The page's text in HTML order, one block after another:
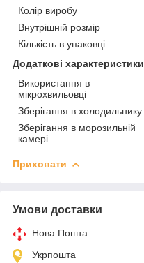
Колір виробу
Внутрішній розмір
Кількість в упаковці
Додаткові характеристики
Використання в
мікрохвильовці
Зберігання в холодильнику
Зберігання в морозильній
камері
Приховати
Умови доставки
Нова Пошта
Укрпошта